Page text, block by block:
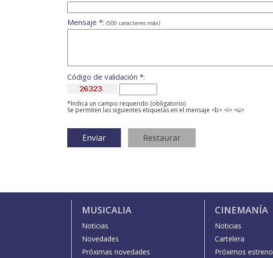
Mensaje *: (500 caracteres máx)
Código de validación *:
*Indica un campo requerido (obligatorio)
Se permiten las siguientes etiquetas en el mensaje <b> <i> <u>
MUSICALIA
Noticias
Novedades
Próximas novedades
CINEMANÍA
Noticias
Cartelera
Próximos